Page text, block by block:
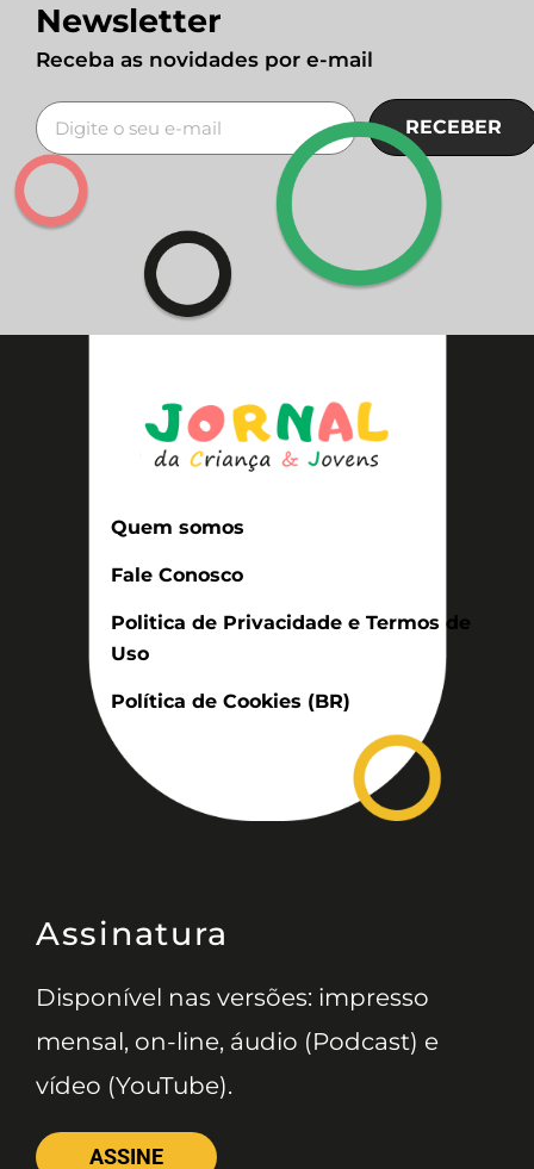
Newsletter
Receba as novidades por e-mail
RECEBER
Quem somos
Fale Conosco
Politica de Privacidade e Termos de
Uso
Política de Cookies (BR)
Assinatura
Disponível nas versões: impresso
mensal, on-line, áudio (Podcast) e
vídeo (YouTube).
ASSINE